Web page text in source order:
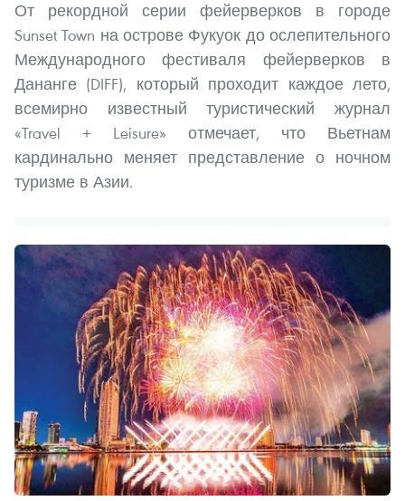
От рекордной серии фейерверков в городе
Sunset Town на острове Фукуок до ослепительного
Международного фестиваля фейерверков в
Дананге (DIFF), который проходит каждое лето,
всемирно известный туристический журнал
«Travel + Leisure» отмечает, что Вьетнам
кардинально меняет представление о ночном
туризме в Азии.